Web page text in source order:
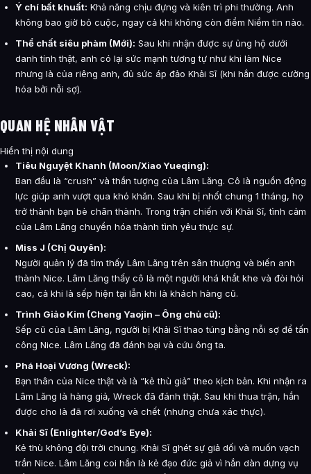
Ý chí bất khuất: Khả năng chịu đựng và kiên trì phi thường. Anh
không bao giờ bỏ cuộc, ngay cả khi không còn điểm Niềm tin nào.
Thể chất siêu phàm (Mới): Sau khi nhận được sự ủng hộ dưới
danh tính thật, anh có lại sức mạnh tương tự như khi làm Nice
nhưng là của riêng anh, đủ sức áp đảo Khải Sĩ (khi hắn được cường
hóa bởi nỗi sợ).
QUAN HỆ NHÂN VẬT
Hiển thị nội dung
Tiêu Nguyệt Khanh (Moon/Xiao Yueqing):
Ban đầu là “crush” và thần tượng của Lâm Lăng. Cô là nguồn động
lực giúp anh vượt qua khó khăn. Sau khi bị nhốt chung 1 tháng, họ
trở thành bạn bè chân thành. Trong trận chiến với Khải Sĩ, tình cảm
của Lâm Lăng chuyển hóa thành tình yêu thực sự.
Miss J (Chị Quyên):
Người quản lý đã tìm thấy Lâm Lăng trên sân thượng và biến anh
thành Nice. Lâm Lăng thấy cô là một người khá khắt khe và đòi hỏi
cao, cả khi là sếp hiện tại lẫn khi là khách hàng cũ.
Trình Giảo Kim (Cheng Yaojin – Ông chủ cũ):
Sếp cũ của Lâm Lăng, người bị Khải Sĩ thao túng bằng nỗi sợ để tấn
công Nice. Lâm Lăng đã đánh bại và cứu ông ta.
Phá Hoại Vương (Wreck):
Bạn thân của Nice thật và là “kẻ thù giả” theo kịch bản. Khi nhận ra
Lâm Lăng là hàng giả, Wreck đã đánh thật. Sau khi thua trận, hắn
được cho là đã rơi xuống và chết (nhưng chưa xác thực).
Khải Sĩ (Enlighter/God’s Eye):
Kẻ thù không đội trời chung. Khải Sĩ ghét sự giả dối và muốn vạch
trần Nice. Lâm Lăng coi hắn là kẻ đạo đức giả vì hắn dàn dựng vụ